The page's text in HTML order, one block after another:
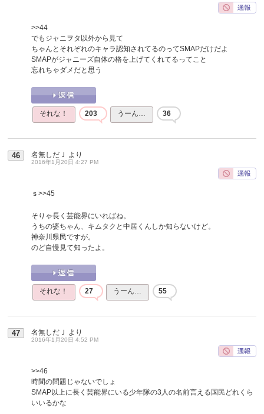
>>44
でもジャニヲタ以外から見て
ちゃんとそれぞれのキャラ認知されてるのってSMAPだけだよ
SMAPがジャニーズ自体の格を上げてくれてるってこと
忘れちゃダメだと思う
それな！ 203 うーん… 36
46 名無しだＪ より
2016年1月20日 4:27 PM
ｓ >>45
そりゃ長く芸能界にいればね。
うちの婆ちゃん、キムタクと中居くんしか知らないけど。
神奈川県民ですが。
のど自慢見て知ったよ。
それな！ 27 うーん… 55
47 名無しだＪ より
2016年1月20日 4:52 PM
>>46
時間の問題じゃないでしょ
SMAP以上に長く芸能界にいる少年隊の3人の名前言える国民どれくら
いいるかな